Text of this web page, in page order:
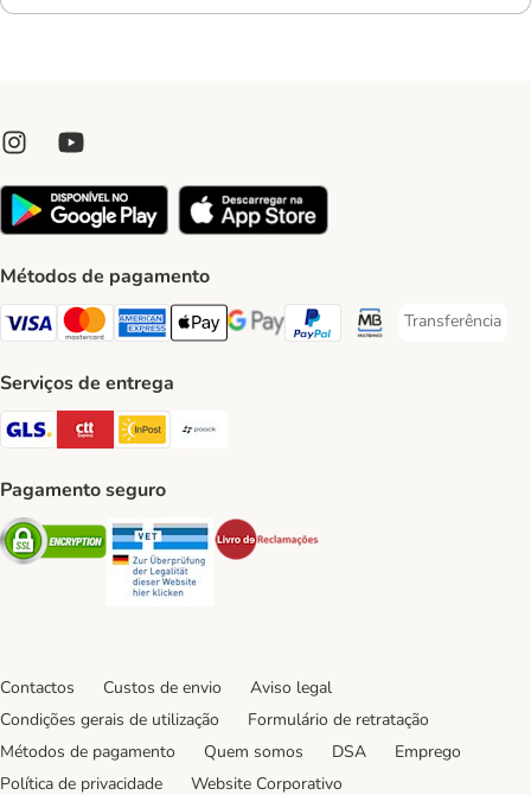
Métodos de pagamento
Visa Payment Method
Mastercard Payment Method
American Express Payment Method
Apple Pay Payment Method
Google Pay Payment Method
PayPal Payment Method
Multibanco Payment
Transferência
Transferência
Serviços de entrega
GLS Shipping Method
CTTExpress Shipping Method
InPost Shipping Method
Pagamento seguro
Security Security
Contactos Custos de envio
Aviso legal
Condições gerais de utilização
Formulário de retratação
Métodos de pagamento
Quem somos DSA
Emprego
Política de privacidade
Website Corporativo